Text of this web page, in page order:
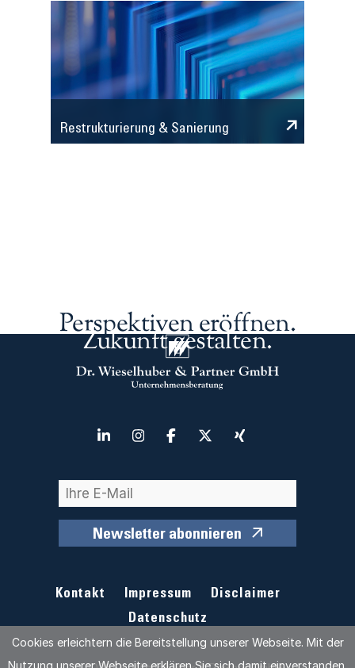
Restrukturierung & Sanierung
Newsletter abonnieren
Kontakt Impressum
Disclaimer
Datenschutz
Perspektiven eröffnen.
Zukunft gestalten.
Cookies erleichtern die Bereitstellung unserer Webseite. Mit der
Nutzung unserer Webseite erklären Sie sich damit einverstanden,